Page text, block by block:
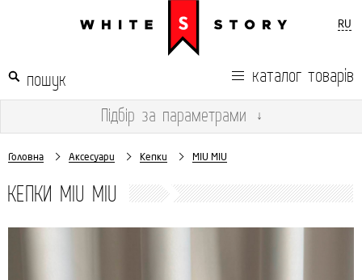
RU
каталог товарів
Підбір за параметрами ↓
Головна Аксесуари Кепки MIU MIU
КЕПКИ MIU MIU